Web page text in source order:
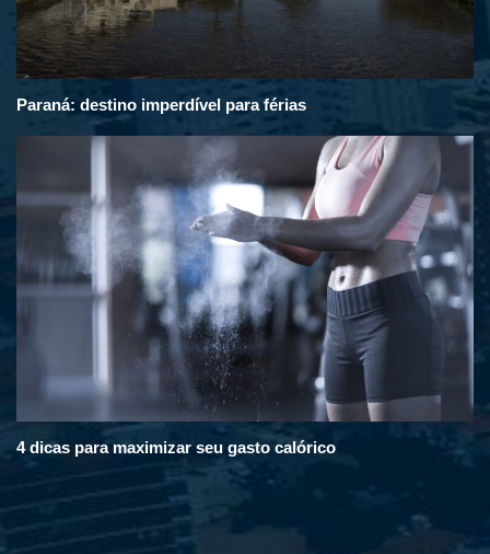
Paraná: destino imperdível para férias
4 dicas para maximizar seu gasto calórico